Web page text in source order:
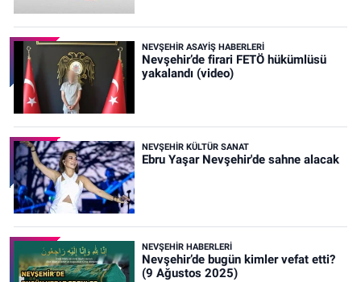
NEVŞEHIR ASAYIŞ HABERLERI
Nevşehir’de firari FETÖ hükümlüsü
yakalandı (video)
NEVŞEHIR KÜLTÜR SANAT
Ebru Yaşar Nevşehir'de sahne alacak
NEVŞEHIR HABERLERI
Nevşehir’de bugün kimler vefat etti?
(9 Ağustos 2025)